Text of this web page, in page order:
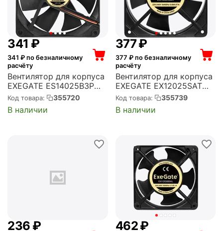
‍341‍ ₽
341 ₽ по безналичному
расчёту
Вентилятор для корпуса
EXEGATE ES14025B3P
140x140x25 мм, 850 об/
мин, 47 CFM, 16 дБ, 3 pin
(EX288928RUS)
Код товара: 355720
В наличии
‍377‍₽
377 ₽ по безналичному
расчёту
Вентилятор для корпуса
EXEGATE EX12025SAT
120x120x25 мм, 2100 об/
мин, 57 CFM, 31 дБ,
клеммы (EX289016RUS)
Код товара: 355739
В наличии
‍236‍ ₽ ‍462‍₽